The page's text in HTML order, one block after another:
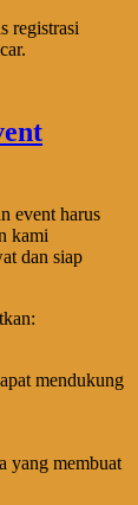
registrasi
event harus
kami
dan siap
mendukung
yang membuat